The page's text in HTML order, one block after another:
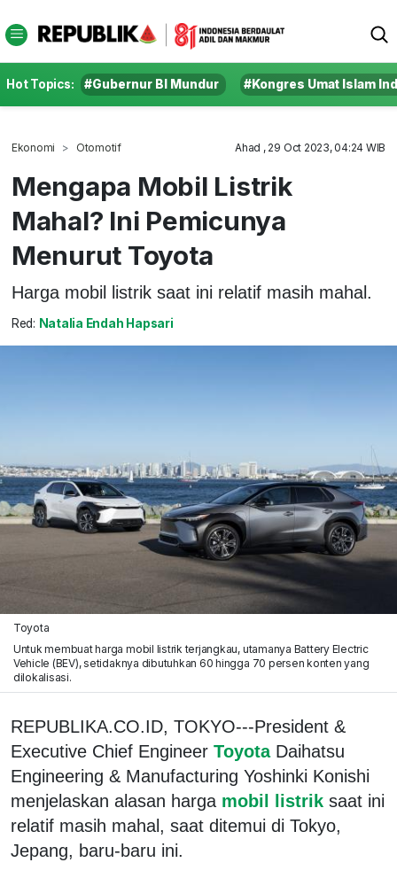
Hot Topics: #Gubernur BI Mundur #Kongres Umat Islam
Ekonomi Otomotif Ahad , 29 Oct 2023, 04:24 WIB
Mengapa Mobil Listrik
Mahal? Ini Pemicunya
Menurut Toyota
Harga mobil listrik saat ini relatif masih mahal.
Red: Natalia Endah Hapsari
Toyota
Untuk membuat harga mobil listrik terjangkau, utamanya Battery Electric
Vehicle (BEV), setidaknya dibutuhkan 60 hingga 70 persen konten yang
dilokalisasi.
REPUBLIKA.CO.ID, TOKYO---President &
Executive Chief Engineer Toyota Daihatsu
Engineering & Manufacturing Yoshinki Konishi
menjelaskan alasan harga mobil listrik saat ini
relatif masih mahal, saat ditemui di Tokyo,
Jepang, baru-baru ini.